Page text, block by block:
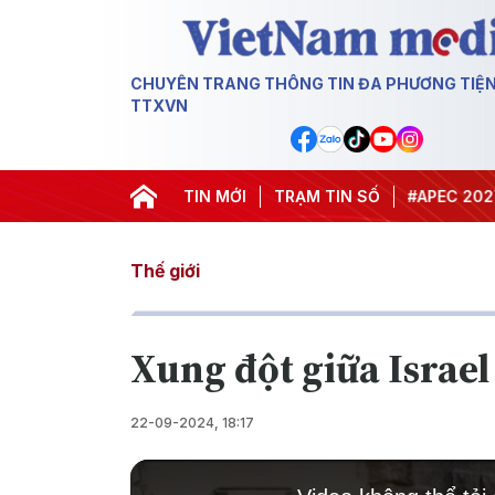
CHUYÊN TRANG THÔNG TIN ĐA PHƯƠNG
TTXVN
TIN MỚI TRẠM TIN SỐ
#Hội nghị Trung ương 3 #APEC 2027
Thế giới
Xung đột giữa
22-09-2024, 18:17
This